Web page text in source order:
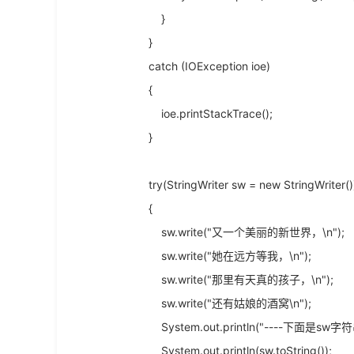
}
}
catch (IOException ioe)
{
ioe.printStackTrace();
}
try(StringWriter sw = new
{
sw.write("又一个美丽的新世界，\n");
sw.write("她在远方等我，\n");
sw.write("那里有天真的孩子，\n");
sw.write("还有姑娘的酒窝\n");
System.out.println("----下面是sw字符
System.out.println(sw.toString());